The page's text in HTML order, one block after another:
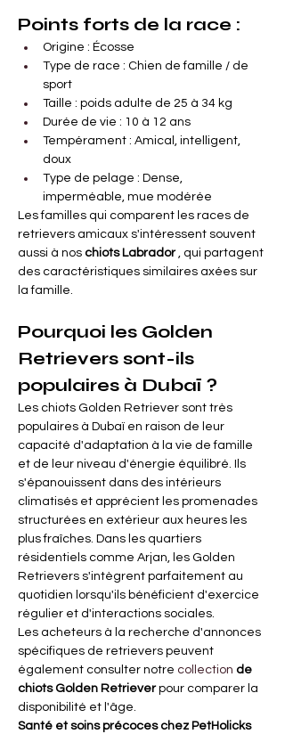
Points forts de la race :
Origine : Écosse
Type de race : Chien de famille / de
sport
Taille : poids adulte de 25 à 34 kg
Durée de vie : 10 à 12 ans
Tempérament : Amical, intelligent,
doux
Type de pelage : Dense,
imperméable, mue modérée
Les familles qui comparent les races de
retrievers amicaux s'intéressent souvent
aussi à nos chiots Labrador , qui partagent
des caractéristiques similaires axées sur
la famille.
Pourquoi les Golden
Retrievers sont-ils
populaires à Dubaï ?
Les chiots Golden Retriever sont très
populaires à Dubaï en raison de leur
capacité d'adaptation à la vie de famille
et de leur niveau d'énergie équilibré. Ils
s'épanouissent dans des intérieurs
climatisés et apprécient les promenades
structurées en extérieur aux heures les
plus fraîches. Dans les quartiers
résidentiels comme Arjan, les Golden
Retrievers s'intègrent parfaitement au
quotidien lorsqu'ils bénéficient d'exercice
régulier et d'interactions sociales.
Les acheteurs à la recherche d'annonces
spécifiques de retrievers peuvent
également consulter notre collection de
chiots Golden Retriever pour comparer la
disponibilité et l'âge.
Santé et soins précoces chez PetHolicks